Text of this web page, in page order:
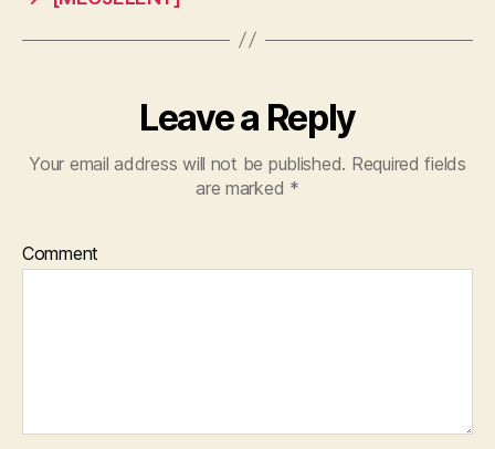
Leave a Reply
Your email address will not be published. Required fields
are marked *
Comment